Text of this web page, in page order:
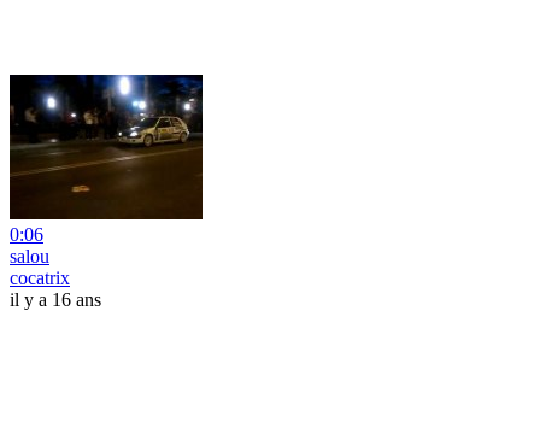
0:06
salou
cocatrix
il y a 16 ans